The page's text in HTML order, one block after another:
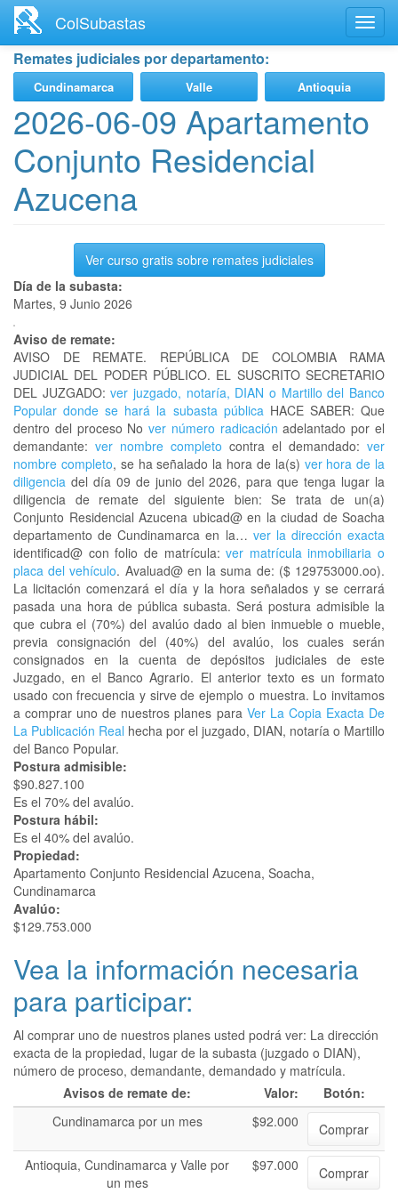
contenido
principal
ColSubastas
Remates judiciales por departamento:
Cundinamarca Valle Antioquia
2026-06-09 Apartamento
Conjunto Residencial
Azucena
Ver curso gratis sobre remates judiciales
Día de la subasta:
Martes, 9 Junio 2026
Aviso de remate:
AVISO DE REMATE. REPÚBLICA DE COLOMBIA RAMA
JUDICIAL DEL PODER PÚBLICO. EL SUSCRITO SECRETARIO
DEL JUZGADO: ver juzgado, notaría, DIAN o Martillo del Banco
Popular donde se hará la subasta públicaHACE SABER: Que
dentro del proceso Nover número radicación adelantado por el
demandante: ver nombre completo contra el demandado: ver
nombre completo, se ha señalado la hora de la(s) ver hora de la
diligencia del día 09 de junio del 2026, para que tenga lugar la
diligencia de remate del siguiente bien: Se trata de un(a)
Conjunto Residencial Azucena ubicad@ en la ciudad de Soacha
departamento de Cundinamarca en la… ver la dirección exacta
identificad@ con folio de matrícula:ver matrícula inmobiliaria o
placa del vehículo. Avaluad@ en la suma de: ($ 129753000.oo).
La licitación comenzará el día y la hora señalados y se cerrará
pasada una hora de pública subasta. Será postura admisible la
que cubra el (70%) del avalúo dado al bien inmueble o mueble,
previa consignación del (40%) del avalúo, los cuales serán
consignados en la cuenta de depósitos judiciales de este
Juzgado, en el Banco Agrario. El anterior texto es un formato
usado con frecuencia y sirve de ejemplo o muestra. Lo invitamos
a comprar uno de nuestros planes para Ver La Copia Exacta De
La Publicación Real hecha por el juzgado, DIAN, notaría o Martillo
del Banco Popular.
Postura admisible:
$90.827.100
Es el 70% del avalúo.
Postura hábil:
Es el 40% del avalúo.
Propiedad:
Apartamento Conjunto Residencial Azucena, Soacha,
Cundinamarca
Avalúo:
$129.753.000
Vea la información necesaria
para participar:
Al comprar uno de nuestros planes usted podrá ver: La dirección
exacta de la propiedad, lugar de la subasta (juzgado o DIAN),
número de proceso, demandante, demandado y matrícula.
Avisos de remate de:
Valor:
Botón:
Cundinamarca por un mes
$92.000
Comprar
Antioquia, Cundinamarca y Valle por
un mes
$97.000 Comprar